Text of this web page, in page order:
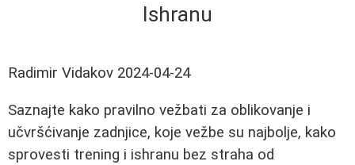
Ishranu
Radimir Vidakov 2024-04-24
Saznajte kako pravilno vežbati za oblikovanje i
učvršćivanje zadnjice, koje vežbe su najbolje, kako
sprovesti trening i ishranu bez straha od